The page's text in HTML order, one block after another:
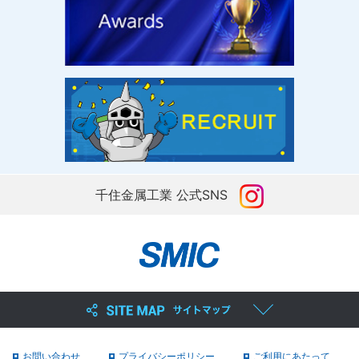
千住金属工業 公式SNS
お問い合わせ プライバシーポリシー ご利用にあたって